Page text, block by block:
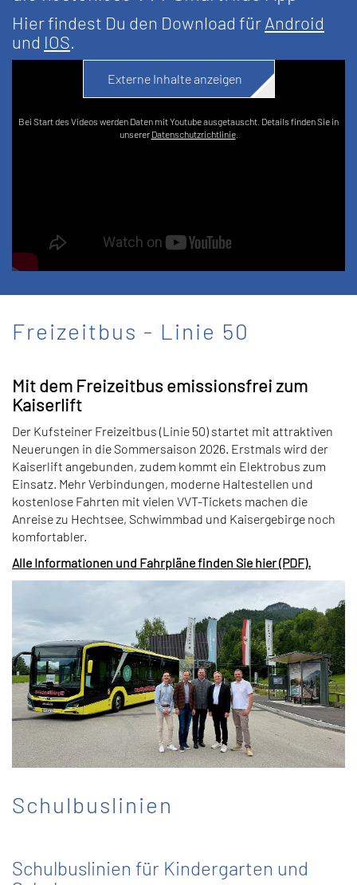
Hier findest Du den Download fürAndroid
und IOS
Externe Inhalte anzeigen
Bei Start des Videos werden Daten mit Youtube ausgetauscht. Details finden Sie in
unserer Datenschutzrichtlinie.
Freizeitbus - Linie 50
Mit dem Freizeitbus emissionsfrei zum
Kaiserlift
Der Kufsteiner Freizeitbus (Linie 50) startet mit attraktiven
Neuerungen in die Sommersaison 2026. Erstmals wird der
Kaiserlift angebunden, zudem kommt ein Elektrobus zum
Einsatz. Mehr Verbindungen, moderne Haltestellen und
kostenlose Fahrten mit vielen VVT-Tickets machen die
Anreise zu Hechtsee, Schwimmbad und Kaisergebirge noch
komfortabler.
Alle Informationen und Fahrpläne finden Sie hier (PDF).
Schulbuslinien
Schulbuslinien für Kindergarten und